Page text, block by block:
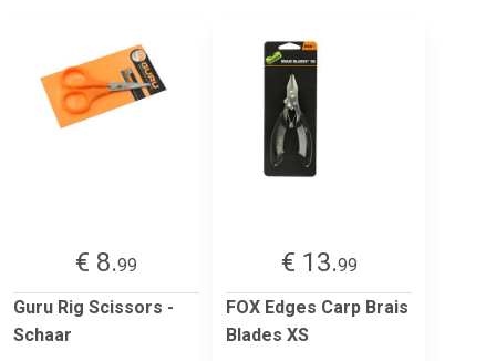
€ 8.99
Guru Rig Scissors -
Schaar
€ 13.99
FOX Edges Carp Brais
Blades XS